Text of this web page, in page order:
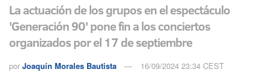
La actuación de los grupos en el espectáculo
'Generación 90' pone fin a los conciertos
organizados por el 17 de septiembre
por Joaquín Morales Bautista 16/09/2024 23:34 CEST